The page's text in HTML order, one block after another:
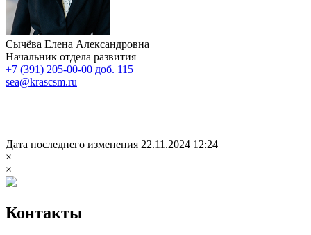
Сычёва Елена Александровна
Начальник отдела развития
+7 (391) 205-00-00 доб. 115
sea@krascsm.ru
Дата последнего изменения 22.11.2024 12:24
×
×
Контакты